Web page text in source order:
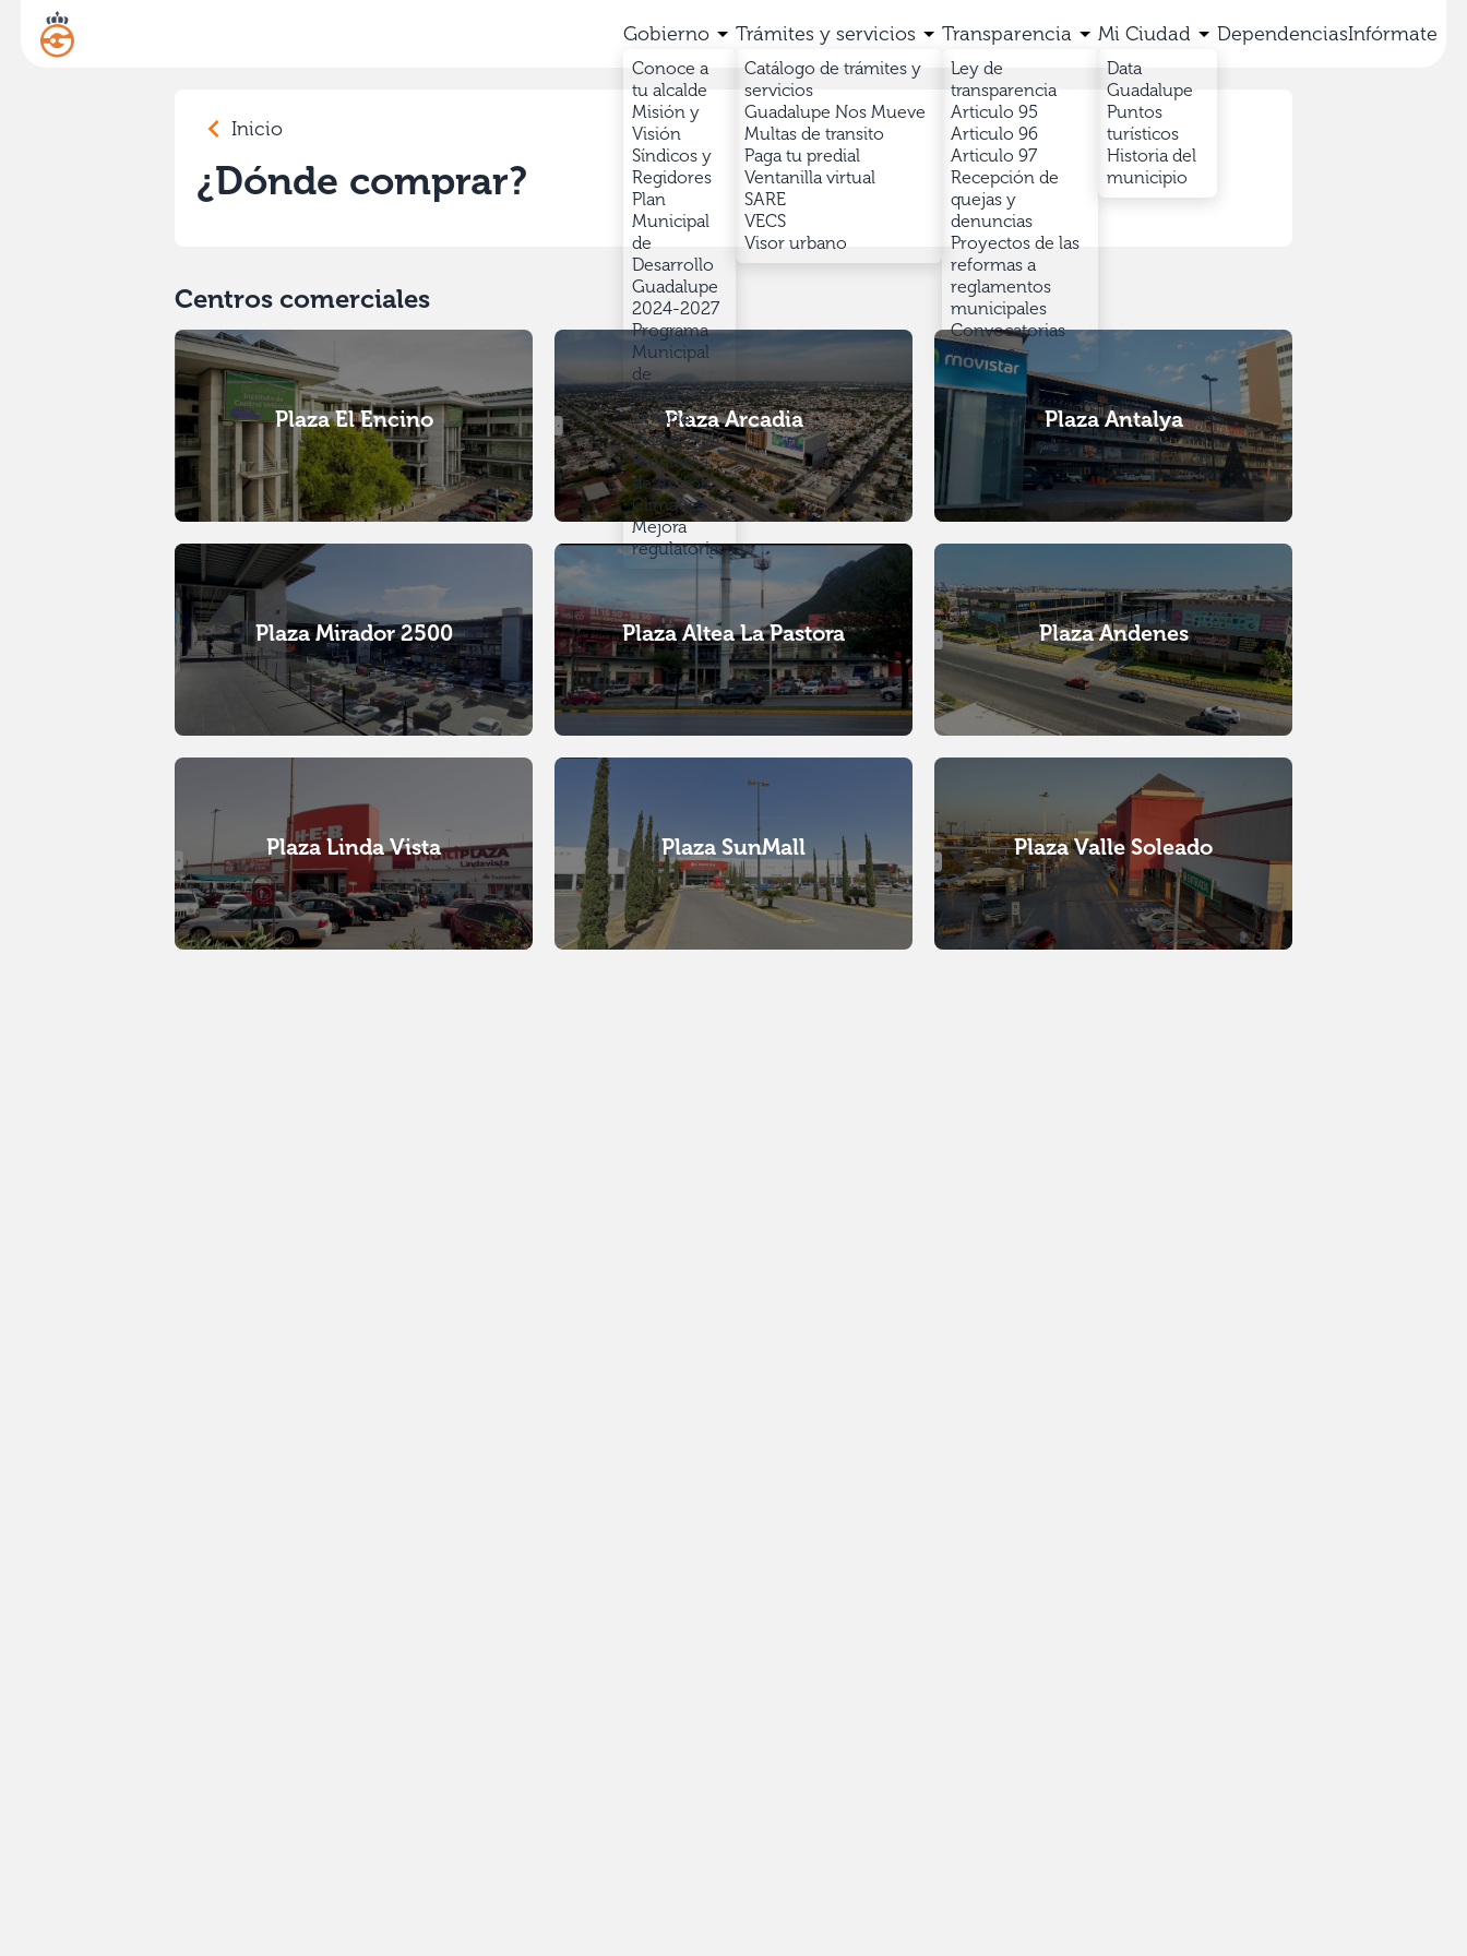
Gobierno
Conoce a
tu alcalde
Misión y
Visión
Síndicos y
Regidores
Plan
Municipal
de
Desarrollo
Guadalupe
2024-2027
Programa
Municipal
de
Desarrollo
Urbano
Visión 2040
Programa
de Acción
Climática
Mejora
regulatoria
Trámites y servicios
Catálogo de trámites y
servicios
Guadalupe Nos Mueve
Multas de transito
Paga tu predial
Ventanilla virtual
SARE
VECS
Visor urbano
Transparencia
Ley de
transparencia
Articulo 95
Articulo 96
Articulo 97
Recepción de
quejas y
denuncias
Proyectos de las
reformas a
reglamentos
municipales
Convocatorias
Públicas
Mi Ciudad
Data
Guadalupe
Puntos
turísticos
Historia del
municipio
DependenciasInfórmate
Inicio
¿Dónde comprar?
Centros comerciales
Plaza El Encino Plaza Arcadia Plaza Antalya
Plaza Mirador 2500 Plaza Altea La Pastora Plaza Andenes
Plaza Linda Vista Plaza SunMall Plaza Valle Soleado